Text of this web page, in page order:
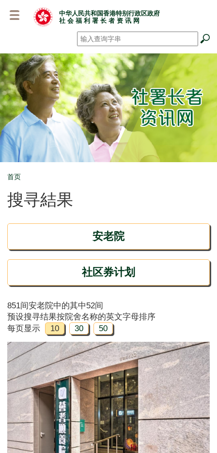
容
中华人民共和国香港特别行政区政府
社 会 福 利 署 长 者 资 讯 网
搜寻 *
Breadcrumb
首页
搜寻結果
安老院
社区券计划
851间安老院中的其中52间
预设搜寻结果按院舍名称的英文字母排序
每页显示
10 30 50